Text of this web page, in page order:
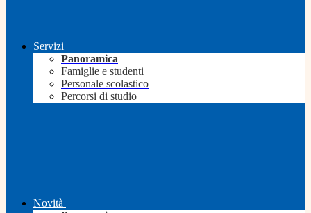
Servizi
Panoramica
Famiglie e studenti
Personale scolastico
Percorsi di studio
Novità